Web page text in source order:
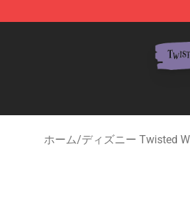
ホーム/ディズニー Twisted